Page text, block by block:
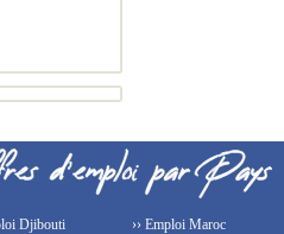
Djibouti
›› Emploi Maroc